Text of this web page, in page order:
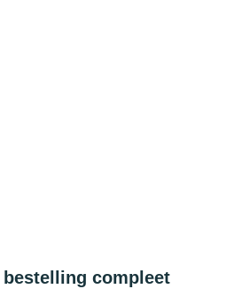
bestelling compleet